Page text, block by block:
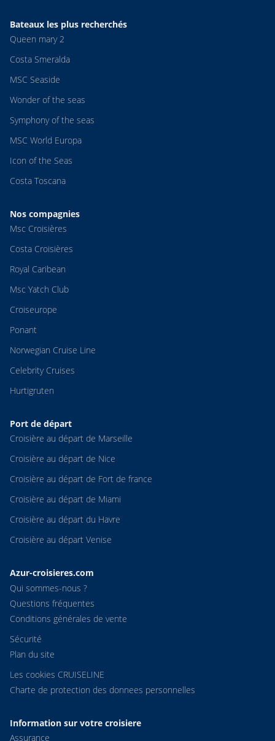
Bateaux les plus recherchés
Queen mary 2
Costa Smeralda
MSC Seaside
Wonder of the seas
Symphony of the seas
MSC World Europa
Icon of the Seas
Costa Toscana
Nos compagnies
Msc Croisières
Costa Croisières
Royal Caribean
Msc Yatch Club
Croiseurope
Ponant
Norwegian Cruise Line
Celebrity Cruises
Hurtigruten
Port de départ
Croisière au départ de Marseille
Croisière au départ de Nice
Croisière au départ de Fort de france
Croisière au départ de Miami
Croisière au départ du Havre
Croisière au départ Venise
Azur-croisieres.com
Qui sommes-nous ?
Questions fréquentes
Conditions générales de vente
Sécurité
Plan du site
Les cookies CRUISELINE
Charte de protection des donnees personnelles
Information sur votre croisiere
Assurance